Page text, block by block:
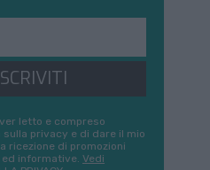
letto e compreso
privacy e di dare il mio
ricezione di promozioni
informative. Vedi